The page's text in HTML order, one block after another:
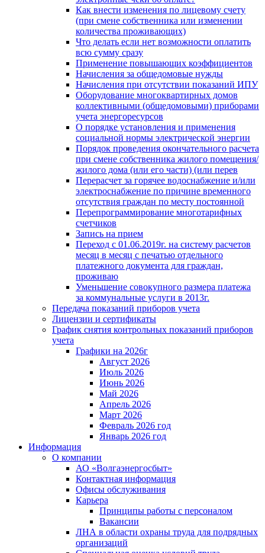
Как внести изменения по лицевому счету
(при смене собственника или изменении
количества проживающих)
Что делать если нет возможности оплатить
всю сумму сразу
Применение повышающих коэффициентов
Начисления за общедомовые нужды
Начисления при отсутствии показаний ИПУ
Оборудование многоквартирных домов
коллективными (общедомовыми) приборами
учета энергоресурсов
О порядке установления и применения
социальной нормы электрической энергии
Порядок проведения окончательного расчета
при смене собственника жилого помещения/
жилого дома (или его части) (или перев
Перерасчет за горячее водоснабжение и/или
электроснабжение по причине временного
отсутствия граждан по месту постоянной
Перепрограммирование многотарифных
счетчиков
Запись на прием
Переход с 01.06.2019г. на систему расчетов
месяц в месяц с печатью отдельного
платежного документа для граждан,
проживаю
Уменьшение совокупного размера платежа
за коммунальные услуги в 2013г.
Передача показаний приборов учета
Лицензии и сертификаты
График снятия контрольных показаний приборов
учета
Графики на 2026г
Август 2026
Июль 2026
Июнь 2026
Май 2026
Апрель 2026
Март 2026
Февраль 2026 год
Январь 2026 год
Информация
О компании
АО «Волгаэнергосбыт»
Контактная информация
Офисы обслуживания
Карьера
Принципы работы с персоналом
Вакансии
ЛНА в области охраны труда для подрядных
организаций